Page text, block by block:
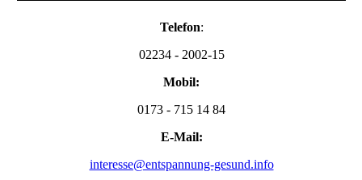
Telefon:
02234 - 2002-15
Mobil:
0173 - 715 14 84
E-Mail:
interesse@entspannung-gesund.info